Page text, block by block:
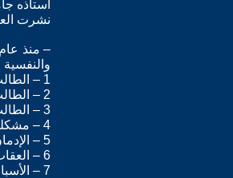
أُستاذه
نشرت
والنفسية
1 – الطالب الأشد عنفاً – الجزء الأول
2 – الطالب الأشد عنفاً – الجزء الثاني
3 – الطالب الأشد عنفاً – الجزء الثالث
4 – مشكلة العنف – نتائج هذه المشكلة بالعالم .
5 – الإدمان والعدوانية .
6 – العقاب المعنوي والعقاب اليدوي .
7 – الأسباب النفسية لتناول المخدرات .